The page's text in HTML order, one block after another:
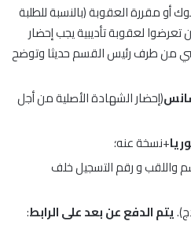
أو مقررة العقوبة (بالنسبة للطلبة
سنة 2023 والذين تعرضوا لعقوبة تأديبية يجب إحضار
من طرف رئيس القسم حديثا وتوضح
(إحضار الشهادة الأصلية من أجل
+نسخة عنه؛
واللقب و رقم التسجيل خلف
يتم الدفع عن بعد على الرابط: